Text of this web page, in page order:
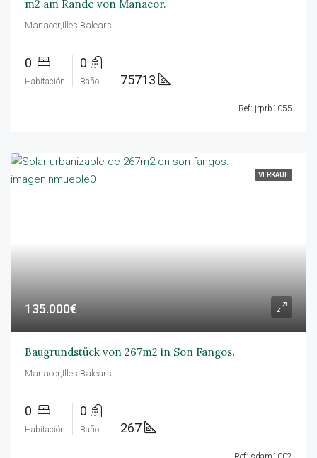
m2 am Rande von Manacor.
Manacor,Illes Balears
0
Habitación
0
Baño 75713
Ref: jrprb1055
VERKAUF
135.000€
Baugrundstück von 267m2 in Son Fangos.
Manacor,Illes Balears
0
Habitación
0
Baño 267